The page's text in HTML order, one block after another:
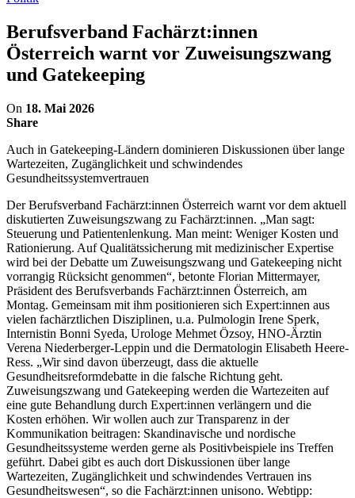
Berufsverband Fachärzt:innen
Österreich warnt vor Zuweisungszwang
und Gatekeeping
On 18. Mai 2026
Share
Auch in Gatekeeping-Ländern dominieren Diskussionen über lange
Wartezeiten, Zugänglichkeit und schwindendes
Gesundheitssystemvertrauen
Der Berufsverband Fachärzt:innen Österreich warnt vor dem aktuell
diskutierten Zuweisungszwang zu Fachärzt:innen. „Man sagt:
Steuerung und Patientenlenkung. Man meint: Weniger Kosten und
Rationierung. Auf Qualitätssicherung mit medizinischer Expertise
wird bei der Debatte um Zuweisungszwang und Gatekeeping nicht
vorrangig Rücksicht genommen“, betonte Florian Mittermayer,
Präsident des Berufsverbands Fachärzt:innen Österreich, am
Montag. Gemeinsam mit ihm positionieren sich Expert:innen aus
vielen fachärztlichen Disziplinen, u.a. Pulmologin Irene Sperk,
Internistin Bonni Syeda, Urologe Mehmet Özsoy, HNO-Ärztin
Verena Niederberger-Leppin und die Dermatologin Elisabeth Heere-
Ress. „Wir sind davon überzeugt, dass die aktuelle
Gesundheitsreformdebatte in die falsche Richtung geht.
Zuweisungszwang und Gatekeeping werden die Wartezeiten auf
eine gute Behandlung durch Expert:innen verlängern und die
Kosten erhöhen. Wir wollen auch zur Transparenz in der
Kommunikation beitragen: Skandinavische und nordische
Gesundheitssysteme werden gerne als Positivbeispiele ins Treffen
geführt. Dabei gibt es auch dort Diskussionen über lange
Wartezeiten, Zugänglichkeit und schwindendes Vertrauen ins
Gesundheitswesen“, so die Fachärzt:innen unisono. Webtipp: